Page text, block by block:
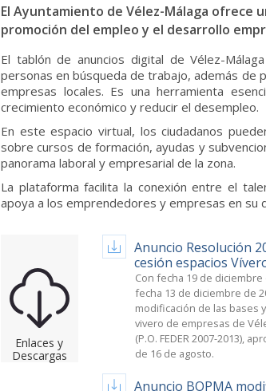
El Ayuntamiento de Vélez-Málaga ofrece
promoción del empleo y el desarrollo
El tablón de anuncios digital de Vélez-
personas en búsqueda de trabajo, además de
empresas locales. Es una herramienta
crecimiento económico y reducir el desempleo.
En este espacio virtual, los ciudadanos
sobre cursos de formación, ayudas y
panorama laboral y empresarial de la zona.
La plataforma facilita la conexión entre el
apoya a los emprendedores y empresas en su
Enlaces y
Descargas
Anuncio Resolución
cesión espacios
Con fecha 19 de diciembre
fecha 13 de diciembre de
modificación de las bases
vivero de empresas de
(P.O. FEDER 2007-2013),
de 16 de agosto.
Anuncio BOPMA